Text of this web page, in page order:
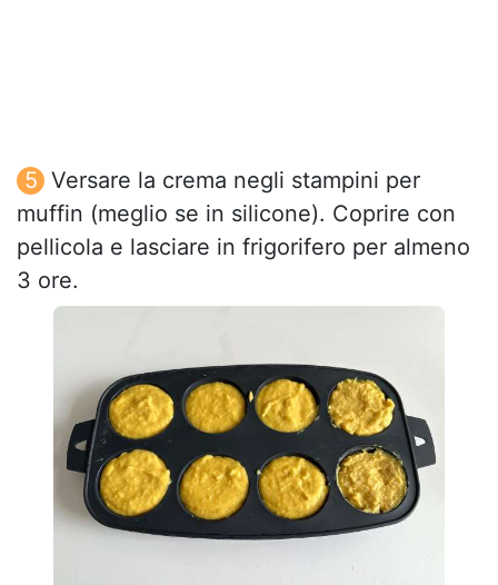
Versare la crema negli stampini per
muffin (meglio se in silicone). Coprire con
pellicola e lasciare in frigorifero per almeno
3 ore.